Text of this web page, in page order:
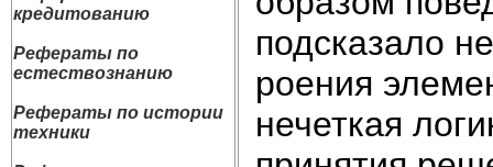
кредитованию
Рефераты по
естествознанию
Рефераты по истории
техники
подсказало
роения
нечеткая